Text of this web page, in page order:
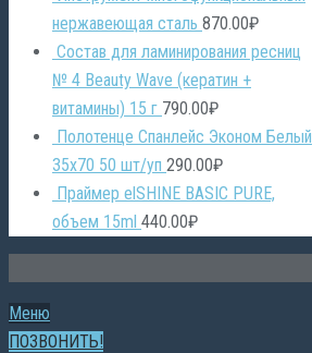
нержавеющая сталь 870.00₽
Состав для ламинирования ресниц
№ 4 Beauty Wave (кератин +
витамины) 15 г 790.00₽
Полотенце Спанлейс Эконом Белый
35х70 50 шт/уп 290.00₽
Праймер elSHINE BASIC PURE,
объем 15ml 440.00₽
Меню
ПОЗВОНИТЬ!